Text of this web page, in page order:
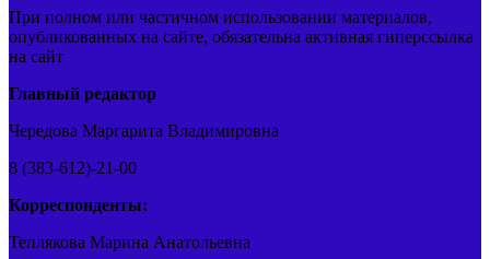
При полном или частичном использовании материалов,
опубликованных на сайте, обязательна активная гиперссылка
на сайт
Главный редактор
Чередова Маргарита Владимировна
8 (383-612)-21-00
Корреспонденты:
Теплякова Марина Анатольевна